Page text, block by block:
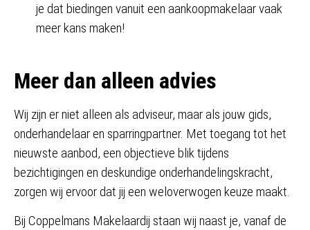
je dat biedingen vanuit een aankoopmakelaar vaak
meer kans maken!
Meer dan alleen advies
Wij zijn er niet alleen als adviseur, maar als jouw gids,
onderhandelaar en sparringpartner. Met toegang tot het
nieuwste aanbod, een objectieve blik tijdens
bezichtigingen en deskundige onderhandelingskracht,
zorgen wij ervoor dat jij een weloverwogen keuze maakt.
Bij Coppelmans Makelaardij staan wij naast je, vanaf de